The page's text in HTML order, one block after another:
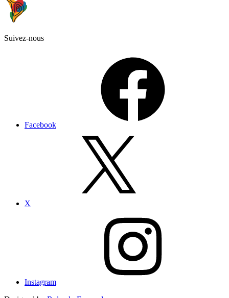
Suivez-nous
Facebook
X
Instagram